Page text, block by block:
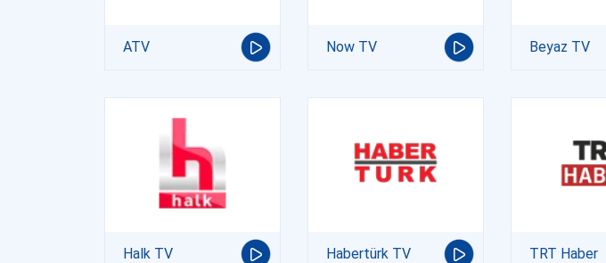
ATV Now TV Beyaz TV
Halk TV Habertürk TV TRT Haber